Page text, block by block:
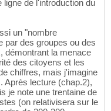
de l'introduction du
un "nombre
par des groupes ou des
démontrant la menace
des citoyens et les
chiffres, mais j'imagine
Après lecture (chap.2),
je note une trentaine de
(on relativisera sur le